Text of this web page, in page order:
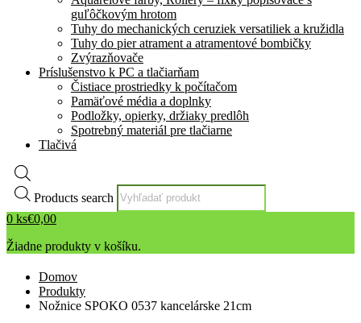
guľôčkovým hrotom
Tuhy do mechanických ceruziek versatiliek a kružidla
Tuhy do pier atrament a atramentové bombičky
Zvýrazňovače
Príslušenstvo k PC a tlačiarňam
Čistiace prostriedky k počítačom
Pamäťové média a doplnky
Podložky, opierky, držiaky predlôh
Spotrebný materiál pre tlačiarne
Tlačivá
Products search
0 ks€0,00
Žiadne produkty v košíku.
Domov
Produkty
Nožnice SPOKO 0537 kancelárske 21cm